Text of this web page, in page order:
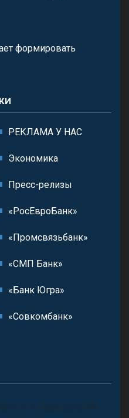
формировать
РЕКЛАМА У НАС
Экономика
Пресс-релизы
«РосЕвроБанк»
«Промсвязьбанк»
«СМП Банк»
«Банк Югра»
«Совкомбанк»
и предложения.